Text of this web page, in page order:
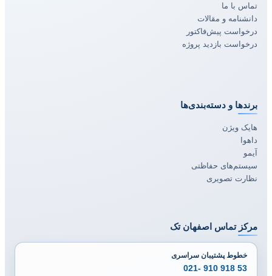
تماس با ما
دانشنامه و مقالات
درخواست پیش‌فاکتور
درخواست بازدید پروژه
برندها و دسته‌بندی‌ها
هایک ویژن
داهوا
آیمو
سیستم‌های حفاظتی
نظارت تصویری
مرکز تماس اصفهان تک
خطوط پشتیبان سراسری
53 918 910 -021